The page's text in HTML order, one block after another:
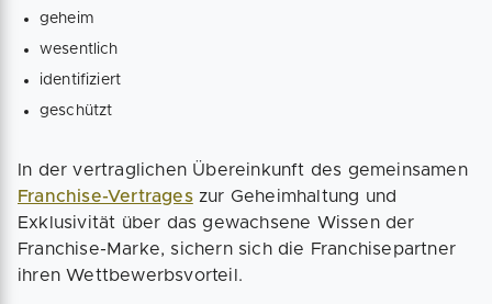
geheim
wesentlich
identifiziert
geschützt
In der vertraglichen Übereinkunft des gemeinsamen
Franchise-Vertrageszur Geheimhaltung und
Exklusivität über das gewachsene Wissen der
Franchise-Marke, sichern sich die Franchisepartner
ihren Wettbewerbsvorteil.